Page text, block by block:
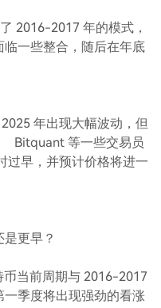
2016-2017 年的模式，
一些整合，随后在年底
年出现大幅波动，但
Bitquant 等一些交易员
过早，并预计价格将进一
更早？
当前周期与 2016-2017
季度将出现强劲的看涨